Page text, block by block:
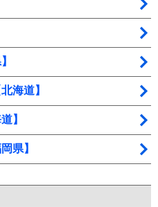
海道】
】
県】